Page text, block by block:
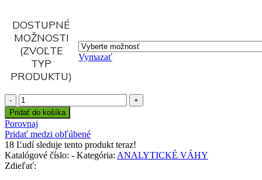
DOSTUPNÉ
MOŽNOSTI
(ZVOĽTE
TYP
PRODUKTU)
Vymazať
Pridať do košíka
Porovnaj
Pridať medzi obľúbené
18 Ľudí sleduje tento produkt teraz!
Katalógové číslo: - Kategória: ANALYTICKÉ VÁHY
Zdieľať: